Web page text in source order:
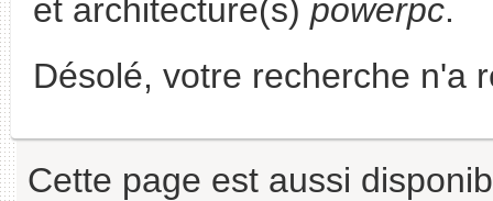
et architecture(s) powerpc.
Désolé, votre recherche n'a
Cette page est aussi